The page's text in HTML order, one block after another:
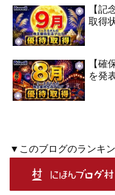
【記
取得
【確
を発
▼このブログのランキ